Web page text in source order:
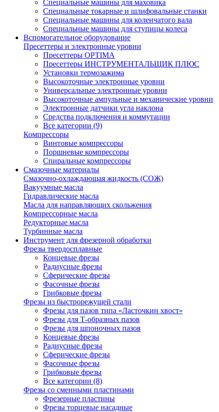
Специальные машины для маховика
Специальные токарные и шлифовальные станки
Специальные машины для коленчатого вала
Специальные машины для ступицы колеса
Вспомогательное оборудование
Пресеттеры и электронные уровни
Пресеттеры OPTIMA
Пресеттеры ИНСТРУМЕНТАЛЬЩИК ПЛЮС
Установки термозажима
Высокоточные электронные уровни
Универсальные электронные уровни
Высокоточные ампульные и механические уровни
Электронные датчики угла наклона
Средства подключения и коммутации
Все категории (9)
Компрессоры
Винтовые компрессоры
Поршневые компрессоры
Спиральные компрессоры
Смазочные материалы
Смазочно-охлаждающая жидкость (СОЖ)
Вакуумные масла
Гидравлические масла
Масла для направляющих скольжения
Компрессорные масла
Редукторные масла
Турбинные масла
Инструмент для фрезерной обработки
Фрезы твердосплавные
Концевые фрезы
Радиусные фрезы
Сферические фрезы
Фасочные фрезы
Грибковые фрезы
Фрезы из быстрорежущей стали
Фрезы для пазов типа «Ласточкин хвост»
Фрезы для Т-образных пазов
Фрезы для шпоночных пазов
Концевые фрезы
Радиусные фрезы
Сферические фрезы
Фасочные фрезы
Грибковые фрезы
Все категории (8)
Фрезы со сменными пластинами
Фрезерные пластины
Фрезы торцевые насадные